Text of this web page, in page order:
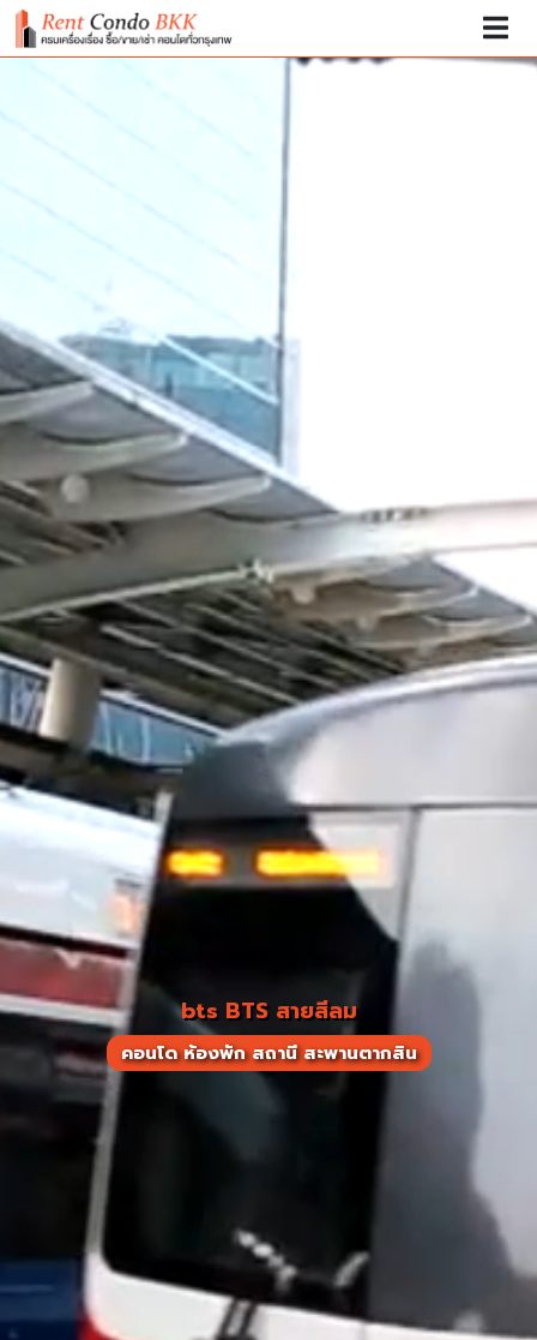
bts BTS สายสีลม
คอนโด ห้องพัก สถานี สะพานตากสิน